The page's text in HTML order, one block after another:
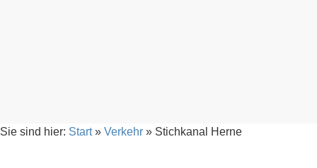
Sie sind hier: Start» Verkehr » Stichkanal Herne